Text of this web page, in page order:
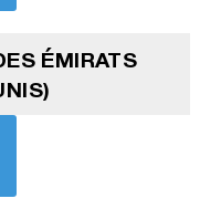
ÉMIRATS